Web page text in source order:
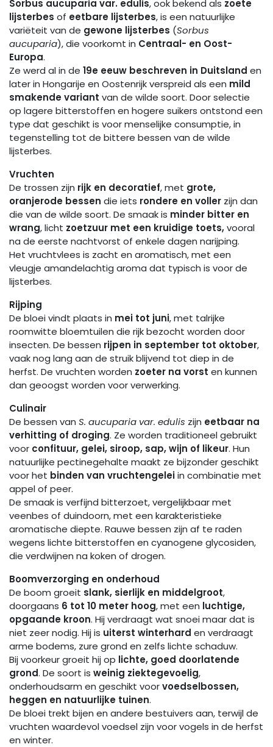
Sorbus aucuparia var. edulis, ook bekend als zoete
lijsterbes of eetbare lijsterbes, is een natuurlijke
variëteit van de gewone lijsterbes (Sorbus
aucuparia), die voorkomt in Centraal- en Oost-
Europa.
Ze werd al in de 19e eeuw beschreven in Duitsland en
later in Hongarije en Oostenrijk verspreid als een mild
smakende variant van de wilde soort. Door selectie
op lagere bitterstoffen en hogere suikers ontstond een
type dat geschikt is voor menselijke consumptie, in
tegenstelling tot de bittere bessen van de wilde
lijsterbes.
Vruchten
De trossen zijn rijk en decoratief, met grote,
oranjerode bessen die iets rondere en voller zijn dan
die van de wilde soort. De smaak is minder bitter en
wrang, licht zoetzuur met een kruidige toets,vooral
na de eerste nachtvorst of enkele dagen narijping.
Het vruchtvlees is zacht en aromatisch, met een
vleugje amandelachtig aroma dat typisch is voor de
lijsterbes.
Rijping
De bloei vindt plaats in mei tot juni, met talrijke
roomwitte bloemtuilen die rijk bezocht worden door
insecten. De bessen rijpen in september tot oktober,
vaak nog lang aan de struik blijvend tot diep in de
herfst. De vruchten worden zoeter na vorst en kunnen
dan geoogst worden voor verwerking.
Culinair
De bessen van S. aucuparia var. edulis zijn eetbaar na
verhitting of droging. Ze worden traditioneel gebruikt
voor confituur, gelei, siroop, sap, wijn of likeur. Hun
natuurlijke pectinegehalte maakt ze bijzonder geschikt
voor het binden van vruchtengeleiin combinatie met
appel of peer.
De smaak is verfijnd bitterzoet, vergelijkbaar met
veenbes of duindoorn, met een karakteristieke
aromatische diepte. Rauwe bessen zijn af te raden
wegens lichte bitterstoffen en cyanogene glycosiden,
die verdwijnen na koken of drogen.
Boomverzorging en onderhoud
De boom groeit slank, sierlijk en middelgroot,
doorgaans 6 tot 10 meter hoog, met een luchtige,
opgaande kroon. Hij verdraagt wat snoei maar dat is
niet zeer nodig. Hij is uiterst winterhard en verdraagt
arme bodems, zure grond en zelfs lichte schaduw.
Bij voorkeur groeit hij op lichte, goed doorlatende
grond. De soort is weinig ziektegevoelig,
onderhoudsarm en geschikt voorvoedselbossen,
heggen en natuurlijke tuinen.
De bloei trekt bijen en andere bestuivers aan, terwijl de
vruchten waardevol voedsel zijn voor vogels in de herfst
en winter.